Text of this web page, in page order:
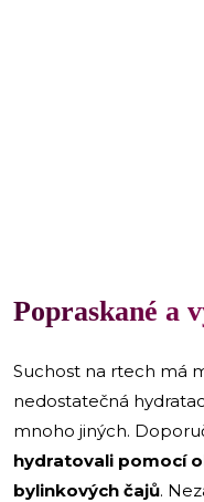
Popraskané a
Suchost na rtech má
nedostatečná
mnoho jiných.
hydratovali pomocí
bylinkových čajů.